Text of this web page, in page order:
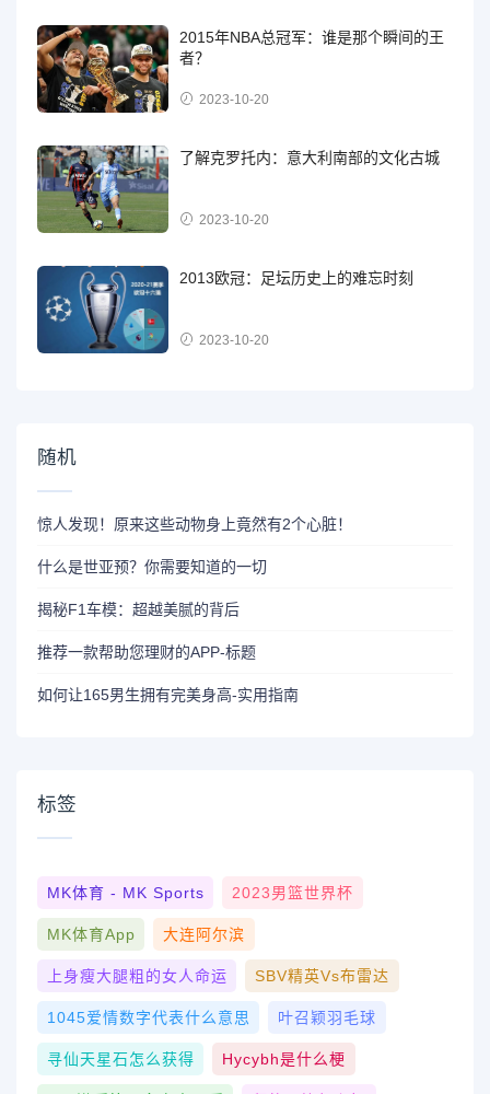
2015年NBA总冠军：谁是那个瞬间的王
者？
2023-10-20
了解克罗托内：意大利南部的文化古城
2023-10-20
2013欧冠：足坛历史上的难忘时刻
2023-10-20
随机
惊人发现！原来这些动物身上竟然有2个心脏！
什么是世亚预？你需要知道的一切
揭秘F1车模：超越美腻的背后
推荐一款帮助您理财的APP-标题
如何让165男生拥有完美身高-实用指南
标签
MK体育 - MK Sports 2023男篮世界杯
MK体育App 大连阿尔滨
上身瘦大腿粗的女人命运 SBV精英vs布雷达
1045爱情数字代表什么意思 叶召颖羽毛球
寻仙天星石怎么获得 Hycybh是什么梗